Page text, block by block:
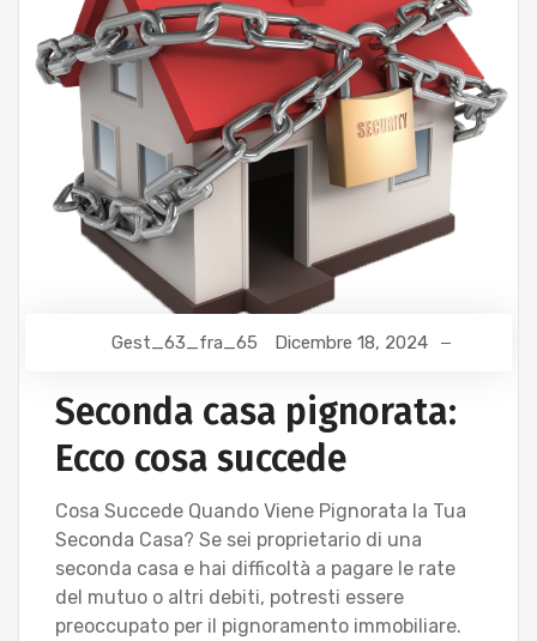
Gest_63_fra_65 Dicembre 18, 2024
Seconda casa pignorata:
Ecco cosa succede
Cosa Succede Quando Viene Pignorata la Tua
Seconda Casa? Se sei proprietario di una
seconda casa e hai difficoltà a pagare le rate
del mutuo o altri debiti, potresti essere
preoccupato per il pignoramento immobiliare.